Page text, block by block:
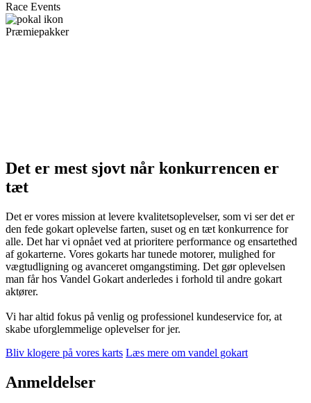
Race Events
Præmiepakker
Det er mest sjovt når konkurrencen er
tæt
Det er vores mission at levere kvalitetsoplevelser, som vi ser det er
den fede gokart oplevelse farten, suset og en tæt konkurrence for
alle. Det har vi opnået ved at prioritere performance og ensartethed
af gokarterne. Vores gokarts har tunede motorer, mulighed for
vægtudligning og avanceret omgangstiming. Det gør oplevelsen
man får hos Vandel Gokart anderledes i forhold til andre gokart
aktører.
Vi har altid fokus på venlig og professionel kundeservice for, at
skabe uforglemmelige oplevelser for jer.
Bliv klogere på vores karts Læs mere om vandel gokart
Anmeldelser